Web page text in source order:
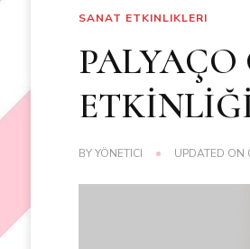
SANAT ETKINLIKLERI
BYYÖNETICI UPDATED ON